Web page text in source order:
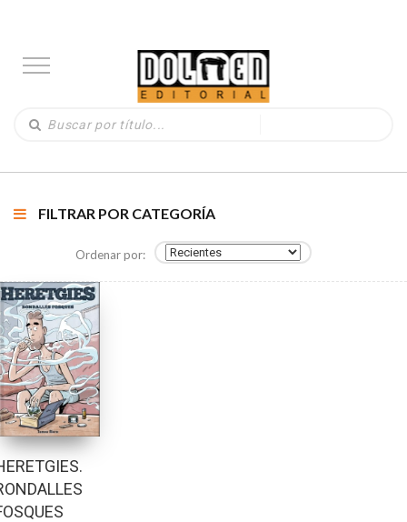
FILTRAR POR CATEGORÍA
Ordenar por: